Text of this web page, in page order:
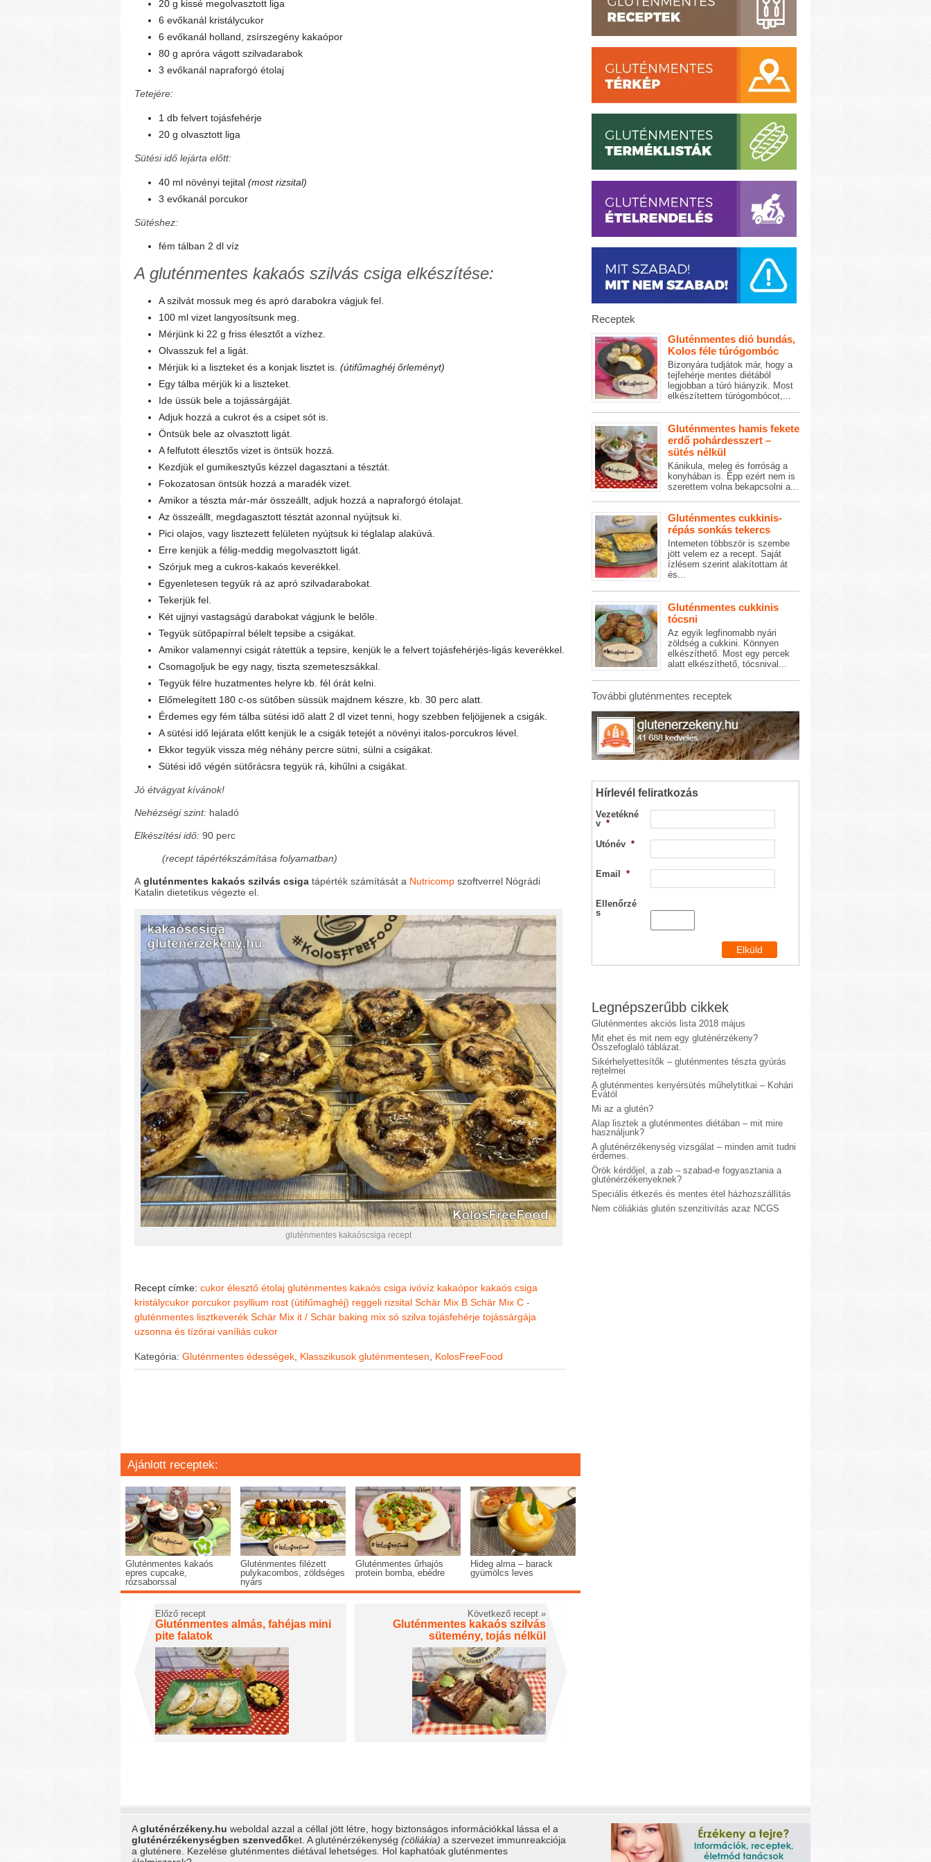
20 g kissé megolvasztott liga
6 evőkanál kristálycukor
6 evőkanál holland, zsírszegény kakaópor
80 g apróra vágott szilvadarabok
3 evőkanál napraforgó étolaj
Tetejére:
1 db felvert tojásfehérje
20 g olvasztott liga
Sütési idő lejárta előtt:
40 ml növényi tejital (most rizsital)
3 evőkanál porcukor
Sütéshez:
fém tálban 2 dl víz
A gluténmentes kakaós szilvás csiga elkészítése:
A szilvát mossuk meg és apró darabokra vágjuk fel.
100 ml vizet langyosítsunk meg.
Mérjünk ki 22 g friss élesztőt a vízhez.
Olvasszuk fel a ligát.
Mérjük ki a liszteket és a konjak lisztet is. (útifűmaghéj őrleményt)
Egy tálba mérjük ki a liszteket.
Ide üssük bele a tojássárgáját.
Adjuk hozzá a cukrot és a csipet sót is.
Öntsük bele az olvasztott ligát.
A felfutott élesztős vizet is öntsük hozzá.
Kezdjük el gumikesztyűs kézzel dagasztani a tésztát.
Fokozatosan öntsük hozzá a maradék vizet.
Amikor a tészta már-már összeállt, adjuk hozzá a napraforgó étolajat.
Az összeállt, megdagasztott tésztát azonnal nyújtsuk ki.
Pici olajos, vagy lisztezett felületen nyújtsuk ki téglalap alakúvá.
Erre kenjük a félig-meddig megolvasztott ligát.
Szórjuk meg a cukros-kakaós keverékkel.
Egyenletesen tegyük rá az apró szilvadarabokat.
Tekerjük fel.
Két ujjnyi vastagságú darabokat vágjunk le belőle.
Tegyük sütőpapírral bélelt tepsibe a csigákat.
Amikor valamennyi csigát rátettük a tepsire, kenjük le a felvert tojásfehérjés-ligás keverékkel.
Csomagoljuk be egy nagy, tiszta szemeteszsákkal.
Tegyük félre huzatmentes helyre kb. fél órát kelni.
Előmelegített 180 c-os sütőben süssük majdnem készre, kb. 30 perc alatt.
Érdemes egy fém tálba sütési idő alatt 2 dl vizet tenni, hogy szebben feljöjjenek a csigák.
A sütési idő lejárata előtt kenjük le a csigák tetejét a növényi italos-porcukros lével.
Ekkor tegyük vissza még néhány percre sütni, sülni a csigákat.
Sütési idő végén sütőrácsra tegyük rá, kihűlni a csigákat.
Jó étvágyat kívánok!
Nehézségi szint: haladó
Elkészítési idő: 90 perc
(recept tápértékszámítása folyamatban)
A gluténmentes kakaós szilvás csiga tápérték számítását a Nutricomp szoftverrel Nógrádi
Katalin dietetikus végezte el.
gluténmentes kakaóscsiga recept
Recept címke: cukor élesztő étolaj gluténmentes kakaós csiga ivóvíz kakaópor kakaós csiga
kristálycukor porcukor psyllium rost (útifűmaghéj) reggeli rizsital Schär Mix B Schär Mix C -
gluténmentes lisztkeverék Schär Mix it / Schär baking mix só szilva tojásfehérje tojássárgája
uzsonna és tízórai vaníliás cukor
Kategória: Gluténmentes édességek, Klasszikusok gluténmentesen, KolosFreeFood
Ajánlott receptek:
Gluténmentes kakaós
epres cupcake,
rózsaborssal
Gluténmentes filézett
pulykacombos, zöldséges
nyárs
Gluténmentes űrhajós
protein bomba, ebédre
Hideg alma – barack
gyümölcs leves
Előző recept
Gluténmentes almás, fahéjas mini
pite falatok
Következő recept »
Gluténmentes kakaós szilvás
sütemény, tojás nélkül
Receptek
Gluténmentes dió bundás,
Kolos féle túrógombóc
Bizonyára tudjátok már, hogy a
tejfehérje mentes diétából
legjobban a túró hiányzik. Most
elkészítettem túrógombócot,...
Gluténmentes hamis fekete
erdő pohárdesszert –
sütés nélkül
Kánikula, meleg és forróság a
konyhában is. Épp ezért nem is
szerettem volna bekapcsolni a...
Gluténmentes cukkinis-
répás sonkás tekercs
Interneten többször is szembe
jött velem ez a recept. Saját
ízlésem szerint alakítottam át
és...
Gluténmentes cukkinis
tócsni
Az egyik legfinomabb nyári
zöldség a cukkini. Könnyen
elkészíthető. Most egy percek
alatt elkészíthető, tócsnival...
További gluténmentes receptek
Hírlevél feliratkozás
Vezetékné
v *
Utónév *
Email *
Ellenőrzé
s
Legnépszerűbb cikkek
Gluténmentes akciós lista 2018 május
Mit ehet és mit nem egy gluténérzékeny?
Összefoglaló táblázat.
Sikérhelyettesítők – gluténmentes tészta gyúrás
rejtelmei
A gluténmentes kenyérsütés műhelytitkai – Kohári
Évától
Mi az a glutén?
Alap lisztek a gluténmentes diétában – mit mire
használjunk?
A gluténérzékenység vizsgálat – minden amit tudni
érdemes.
Örök kérdőjel, a zab – szabad-e fogyasztania a
gluténérzékenyeknek?
Speciális étkezés és mentes étel házhozszállítás
Nem cöliákiás glutén szenzitivitás azaz NCGS
Agluténérzékeny.hu weboldal azzal a céllal jött létre, hogy biztonságos információkkal lássa el a
gluténérzékenységben szenvedőket. A gluténérzékenység (cöliákia) a szervezet immunreakciója
a gluténere. Kezelése gluténmentes diétával lehetséges. Hol kaphatóak gluténmentes